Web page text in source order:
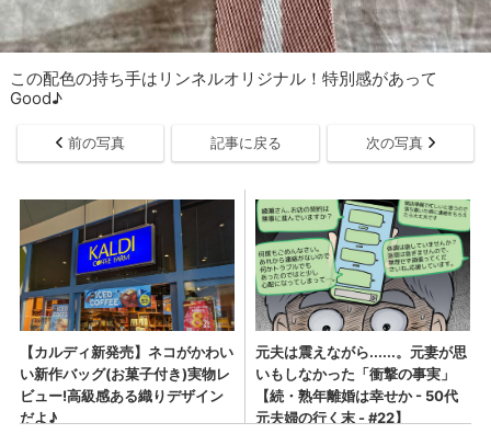
この配色の持ち手はリンネルオリジナル！特別感があって
Good♪
前の写真 記事に戻る 次の写真